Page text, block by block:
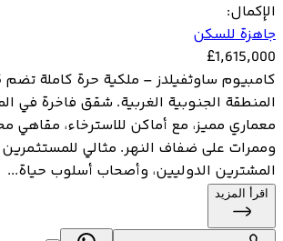
الإكمال:
جاهزة للسكن
£1,615,000
معماري مميز، مع أماكن للاسترخاء، مقاهي
وممرات على ضفاف النهر. مثالي للمستثمرين
المشترين الدوليين، وأصحاب أسلوب حياة...
اقرأ المزيد